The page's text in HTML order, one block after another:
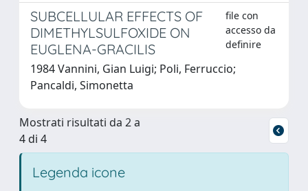
SUBCELLULAR EFFECTS OF
DIMETHYLSULFOXIDE ON
EUGLENA-GRACILIS
file con
accesso da
definire
1984 Vannini, Gian Luigi; Poli, Ferruccio;
Pancaldi, Simonetta
Mostrati risultati da 2 a
4 di 4
Legenda icone